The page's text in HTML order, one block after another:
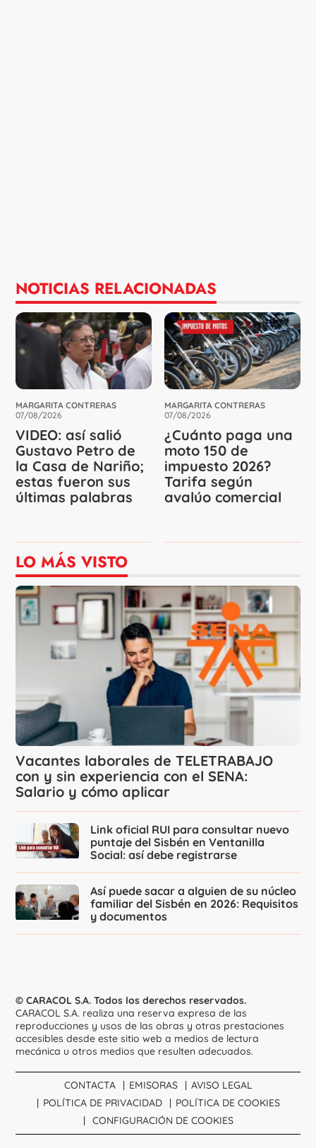
NOTICIAS RELACIONADAS
MARGARITA CONTRERAS
07/08/2026
VIDEO: así salió
Gustavo Petro de
la Casa de Nariño;
estas fueron sus
últimas palabras
MARGARITA CONTRERAS
07/08/2026
¿Cuánto paga una
moto 150 de
impuesto 2026?
Tarifa según
avalúo comercial
LO MÁS VISTO
Vacantes laborales de TELETRABAJO
con y sin experiencia con el SENA:
Salario y cómo aplicar
Link oficial RUI para consultar nuevo
puntaje del Sisbén en Ventanilla
Social: así debe registrarse
Así puede sacar a alguien de su núcleo
familiar del Sisbén en 2026: Requisitos
y documentos
© CARACOL S.A. Todos los derechos reservados.
CARACOL S.A. realiza una reserva expresa de las
reproducciones y usos de las obras y otras prestaciones
accesibles desde este sitio web a medios de lectura
mecánica u otros medios que resulten adecuados.
CONTACTA EMISORAS
AVISO LEGAL
POLÍTICA DE PRIVACIDAD
POLÍTICA DE COOKIES
CONFIGURACIÓN DE COOKIES